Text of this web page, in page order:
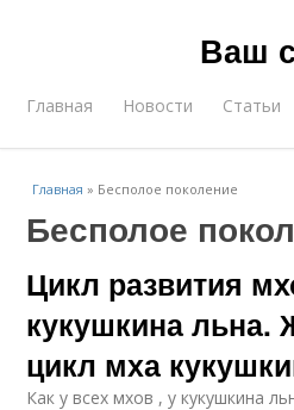
Ваш
Главная Новости Статьи
Главная » Бесполое поколение
Бесполое
Цикл развития
кукушкина льна.
цикл мха
Как у всех мхов , у кукушкина